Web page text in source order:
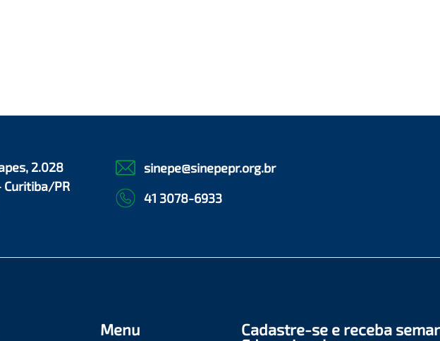
2.028
Curitiba/PR
sinepe@sinepepr.org.br
41 3078-6933
Menu
Cadastre-se e receba